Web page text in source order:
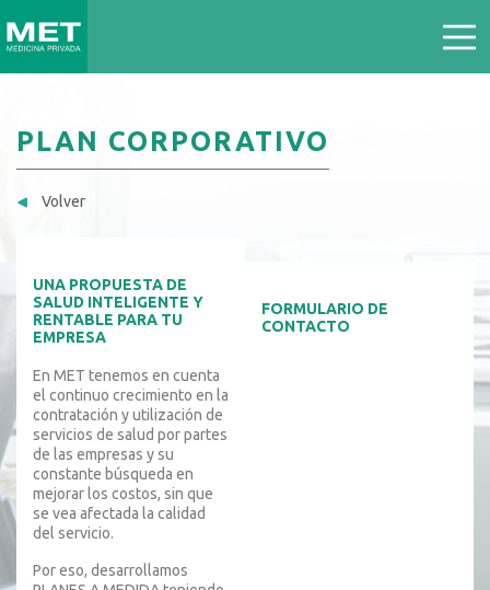
PLAN CORPORATIVO
Volver
UNA PROPUESTA DE
SALUD INTELIGENTE Y
RENTABLE PARA TU
EMPRESA
En MET tenemos en cuenta
el continuo crecimiento en la
contratación y utilización de
servicios de salud por partes
de las empresas y su
constante búsqueda en
mejorar los costos, sin que
se vea afectada la calidad
del servicio.
Por eso, desarrollamos
FORMULARIO DE
CONTACTO